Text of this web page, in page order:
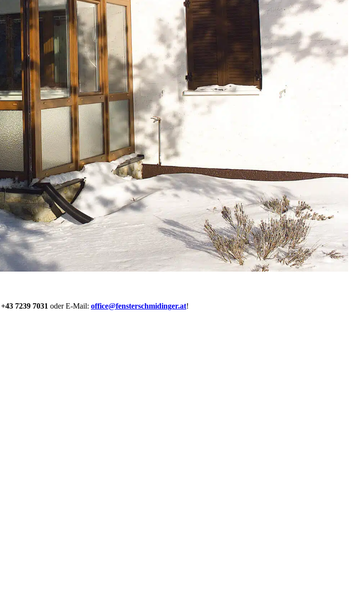
+43 7239 7031 oder E-Mail: office@fensterschmidinger.at!